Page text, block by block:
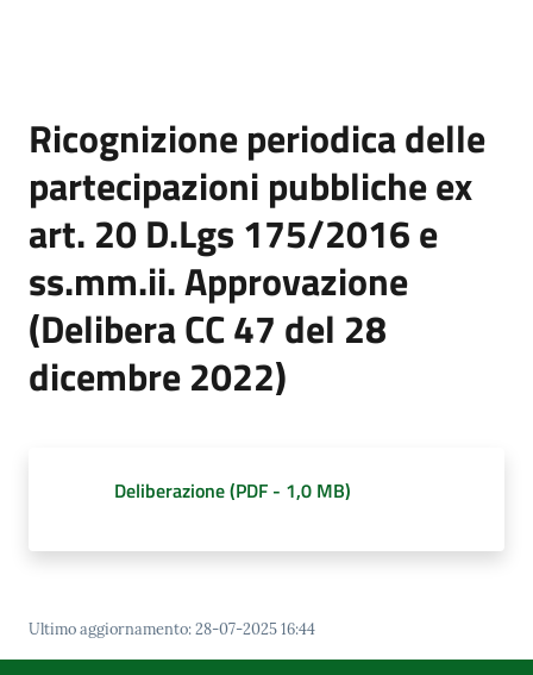
Vivere
Castello
d'Argile
Amministrazione
Trasparente
Menu selezionato
argomenti...
su
Ricognizione periodica delle
partecipazioni pubbliche ex
art. 20 D.Lgs 175/2016 e
ss.mm.ii. Approvazione
(Delibera CC 47 del 28
dicembre 2022)
Deliberazione(PDF - 1,0 MB)
Ultimo aggiornamento:28-07-2025 16:44